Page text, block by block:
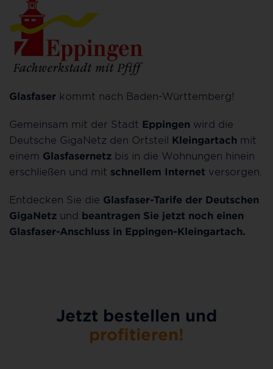
Glasfaser kommt nach Baden-Württemberg!
Gemeinsam mit der Stadt Eppingen wird die
Deutsche GigaNetz den Ortsteil Kleingartach mit
einem Glasfasernetz bis in die Wohnungen hinein
erschließen und mit schnellem Internet versorgen.
Entdecken Sie die Glasfaser-Tarife der Deutschen
GigaNetz und beantragen Sie jetzt noch einen
Glasfaser-Anschluss in Eppingen-Kleingartach.
Jetzt bestellen und
profitieren!